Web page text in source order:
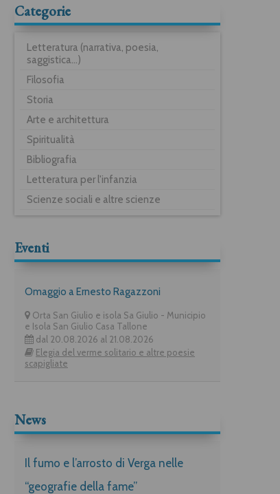
Categorie
Letteratura (narrativa, poesia,
saggistica...)
Filosofia
Storia
Arte e architettura
Spiritualità
Bibliografia
Letteratura per l'infanzia
Scienze sociali e altre scienze
Eventi
Omaggio a Ernesto Ragazzoni
Orta San Giulio e isola Sa Giulio - Municipio
e Isola San Giulio Casa Tallone
dal 20.08.2026 al 21.08.2026
Elegia del verme solitario e altre poesie
scapigliate
News
Il fumo e l’arrosto di Verga nelle
“geografie della fame”